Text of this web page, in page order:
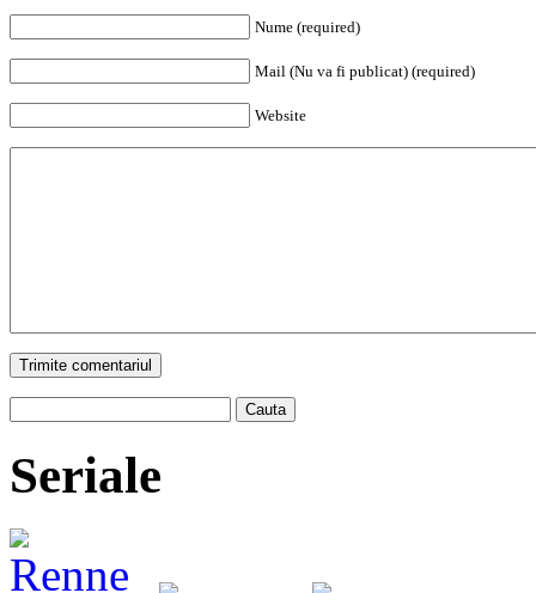
Nume (required)
Mail (Nu va fi publicat) (required)
Website
Trimite comentariul
Cauta
Seriale